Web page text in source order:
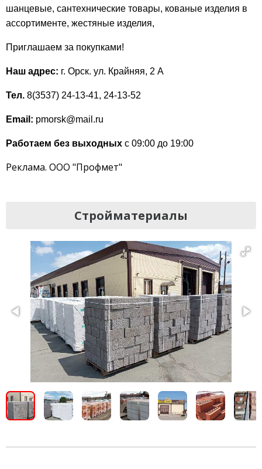
шанцевые, сантехнические товары, кованые изделия в
ассортименте, жестяные изделия,
Приглашаем за покупками!
Наш адрес: г. Орск. ул. Крайняя, 2 А
Тел. 8(3537) 24-13-41, 24-13-52
Email: pmorsk@mail.ru
Работаем без выходных с 09:00 до 19:00
Реклама. ООО "Профмет"
Стройматериалы